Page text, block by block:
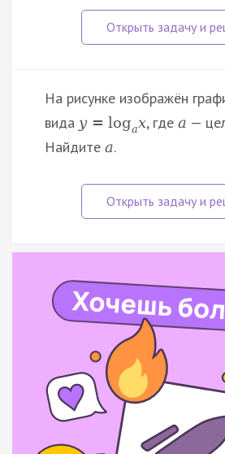
На рисунке изображён
вида y = logax, гдеa —
Найдите a.